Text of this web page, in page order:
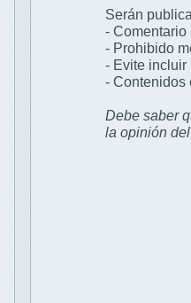
Serán
- Comentario
- Prohibido
- Evite incluir
- Contenidos
Debe saber
la opinión